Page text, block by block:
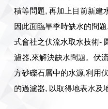
積等問題, 再加上目前新建
因此面臨旱季時缺水的問
式會社之伏流水取水技術-
濾器,來解決缺水問題。伏
方砂礫石層中的水源,利用
的過濾器, 以取得地表水及